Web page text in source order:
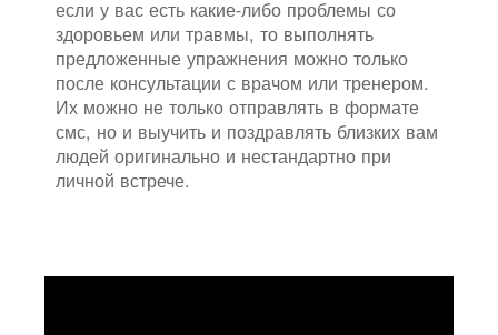
если у вас есть какие-либо проблемы со
здоровьем или травмы, то выполнять
предложенные упражнения можно только
после консультации с врачом или тренером.
Их можно не только отправлять в формате
смс, но и выучить и поздравлять близких вам
людей оригинально и нестандартно при
личной встрече.